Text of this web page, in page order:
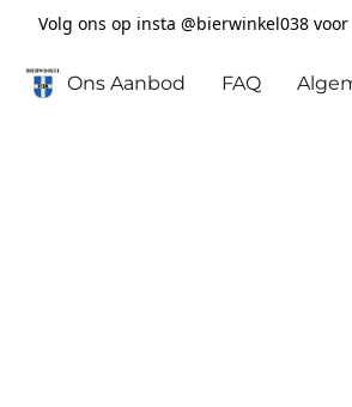
Volg ons op insta @bierwinkel038
Ons Aanbod FAQ